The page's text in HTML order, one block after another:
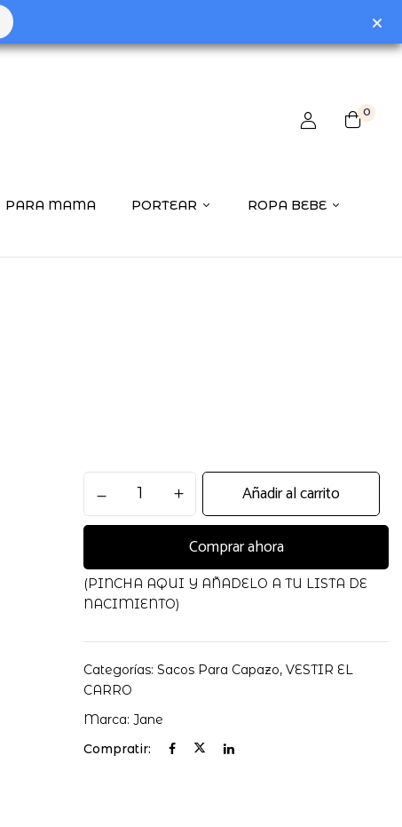
0
PARA MAMA PORTEAR
ROPA BEBE
Capazo
Powder
Añadir al carrito
Comprar ahora
(PINCHA AQUI Y AÑADELO A TU LISTA DE
NACIMIENTO)
Categorías:Sacos Para Capazo,VESTIR EL
CARRO
Marca:Jane
Compratir: